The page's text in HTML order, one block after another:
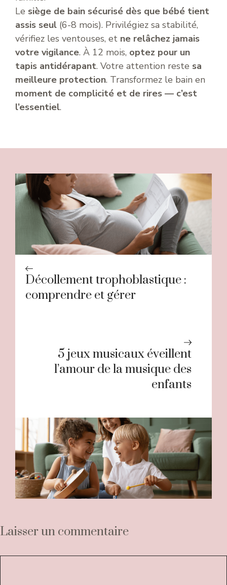
Le siège de bain sécurisé dès que bébé tient
assis seul (6-8 mois). Privilégiez sa stabilité,
vérifiez les ventouses, et ne relâchez jamais
votre vigilance. À 12 mois, optez pour un
tapis antidérapant. Votre attention reste sa
meilleure protection. Transformez le bain en
moment de complicité et de rires — c’est
l’essentiel.
Décollement trophoblastique :
comprendre et gérer
5 jeux musicaux éveillent
l’amour de la musique des
enfants
Laisser un commentaire